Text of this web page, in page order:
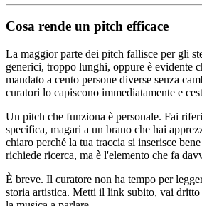
Cosa rende un pitch efficace
La maggior parte dei pitch fallisce per gli
generici, troppo lunghi, oppure è evidente
mandato a cento persone diverse senza
curatori lo capiscono immediatamente e
Un pitch che funziona è personale. Fai
specifica, magari a un brano che hai
chiaro perché la tua traccia si inserisce
richiede ricerca, ma è l'elemento che fa
È breve. Il curatore non ha tempo per
storia artistica. Metti il link subito, vai dritto